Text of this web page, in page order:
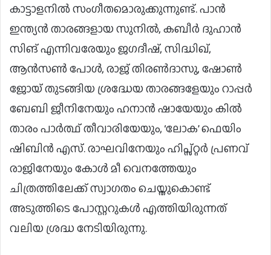
കാട്ടാളനിൽ സംഗീതമൊരുക്കുന്നുണ്ട്. പാൻ
ഇന്ത്യൻ താരങ്ങളായ സുനിൽ, കബീർ ദുഹാൻ
സിങ് എന്നിവരേയും ജഗദീഷ്, സിദ്ധിഖ്,
ആൻസൺ പോള്‍, രാജ് തിരൺദാസു, ഷോൺ
ജോയ് തുടങ്ങിയ ശ്രദ്ധേയ താരങ്ങളേയും റാപ്പർ
ബേബി ജീനിനേയും ഹനാൻ ഷായേയും കിൽ
താരം പാർത്ഥ് തീവാരിയേയും, ‘ലോക’ ഫെയിം
ഷിബിൻ എസ്. രാഘവിനേയും ഹിപ്സ്റ്റർ‍ പ്രണവ്
രാജിനേയും കോൾ മീ വെനത്തേയും
ചിത്രത്തിലേക്ക് സ്വാഗതം ചെയ്തുകൊണ്ട്
അടുത്തിടെ പോസ്റ്ററുകള്‍ എത്തിയിരുന്നത്
വലിയ ശ്രദ്ധ നേടിയിരുന്നു.